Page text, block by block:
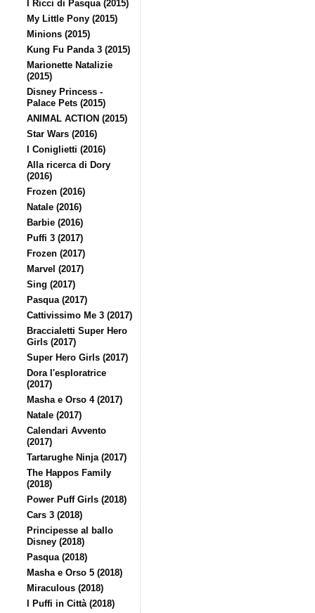
I Ricci di Pasqua (2015)
My Little Pony (2015)
Minions (2015)
Kung Fu Panda 3 (2015)
Marionette Natalizie
(2015)
Disney Princess -
Palace Pets (2015)
ANIMAL ACTION (2015)
Star Wars (2016)
I Coniglietti (2016)
Alla ricerca di Dory
(2016)
Frozen (2016)
Natale (2016)
Barbie (2016)
Puffi 3 (2017)
Frozen (2017)
Marvel (2017)
Sing (2017)
Pasqua (2017)
Cattivissimo Me 3 (2017)
Braccialetti Super Hero
Girls (2017)
Super Hero Girls (2017)
Dora l'esploratrice
(2017)
Masha e Orso 4 (2017)
Natale (2017)
Calendari Avvento
(2017)
Tartarughe Ninja (2017)
The Happos Family
(2018)
Power Puff Girls (2018)
Cars 3 (2018)
Principesse al ballo
Disney (2018)
Pasqua (2018)
Masha e Orso 5 (2018)
Miraculous (2018)
I Puffi in Città (2018)